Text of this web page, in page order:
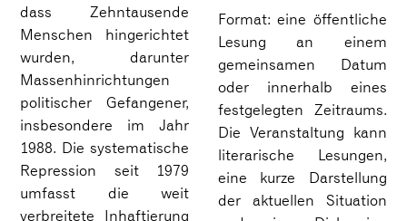
dass Zehntausende
Menschen hingerichtet
wurden, darunter
Massenhinrichtungen
politischer Gefangener,
insbesondere im Jahr
1988. Die systematische
Repression seit 1979
umfasst die weit
verbreitete Inhaftierung
Format: eine öffentliche
Lesung an einem
gemeinsamen Datum
oder innerhalb eines
festgelegten Zeitraums.
Die Veranstaltung kann
literarische Lesungen,
eine kurze Darstellung
der aktuellen Situation